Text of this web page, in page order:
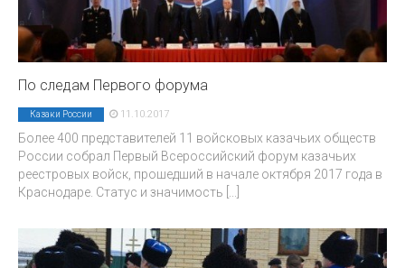
По следам Первого форума
Казаки России 11.10.2017
Более 400 представителей 11 войсковых казачьих обществ
России собрал Первый Всероссийский форум казачьих
реестровых войск, прошедший в начале октября 2017 года в
Краснодаре. Статус и значимость